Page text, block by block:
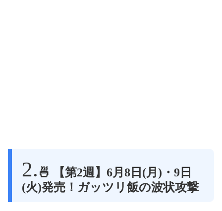
🍜 【第2週】6月8日(月)・9日
(火)発売！ガッツリ飯の波状攻撃